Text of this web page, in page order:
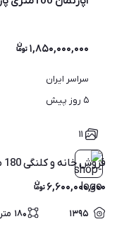
۱,۸۵۰,۰۰۰,۰۰۰
سراسر ایران
۵ روز پیش
۱۱
فروش خانه و کلنگی 180 متر در موزیرج
۶,۶۰۰,۰۰۰,۰۰۰
۱۳۹۵ ۱۸۰ متر